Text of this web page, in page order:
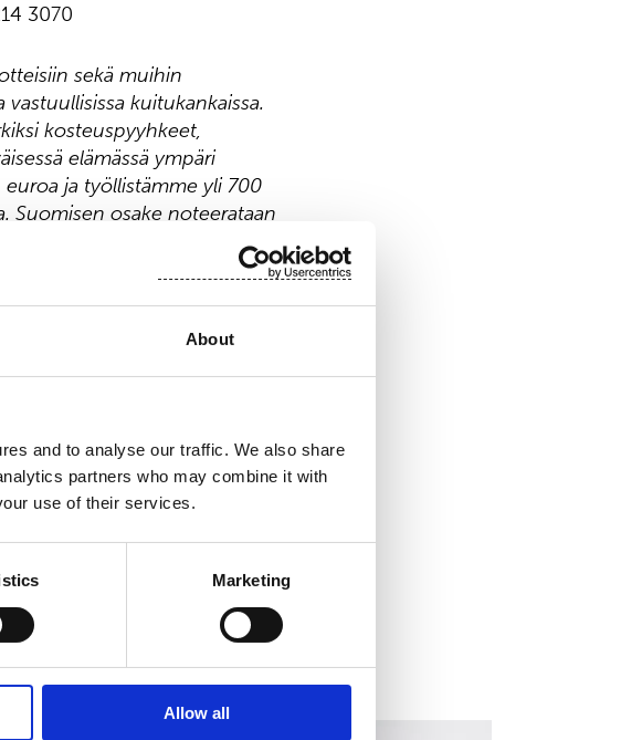
About
and to analyse our traffic. We also share
partners who may combine it with
use of their services.
Marketing
Allow all
3070
sekä muihin
kuitukankaissa.
kosteuspyyhkeet,
elämässä ympäri
ja työllistämme yli 700
Suomisen osake noteerataan
REGULATORY INFORMATION, EUROPEAN